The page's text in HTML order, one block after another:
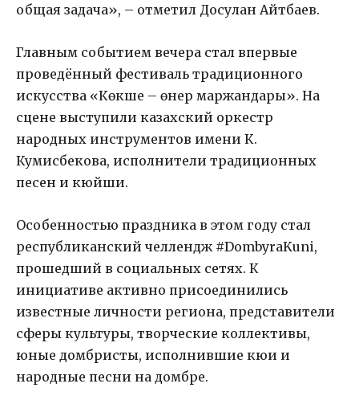
общая задача», – отметил Досулан Айтбаев.
Главным событием вечера стал впервые
проведённый фестиваль традиционного
искусства «Көкше – өнер маржандары». На
сцене выступили казахский оркестр
народных инструментов имени К.
Кумисбекова, исполнители традиционных
песен и кюйши.
Особенностью праздника в этом году стал
республиканский челлендж #DombyraKuni,
прошедший в социальных сетях. К
инициативе активно присоединились
известные личности региона, представители
сферы культуры, творческие коллективы,
юные домбристы, исполнившие кюи и
народные песни на домбре.